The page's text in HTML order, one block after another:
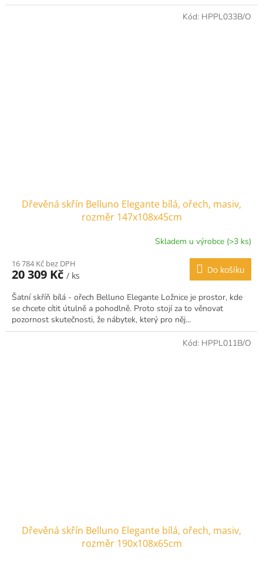
Dřevěná skřín Belluno Elegante bílá, ořech, masiv,
rozměr 147x108x45cm
Skladem u výrobce (>3 ks)
16 784 Kč bez DPH
20 309 Kč / ks
Do košíku
Šatní skříň bílá - ořech Belluno Elegante Ložnice je prostor, kde
se chcete cítit útulně a pohodlně. Proto stojí za to věnovat
pozornost skutečnosti, že nábytek, který pro něj...
Kód: HPPL033B/O
Dřevěná skřín Belluno Elegante bílá, ořech, masiv,
rozměr 190x108x65cm
Kód: HPPL011B/O